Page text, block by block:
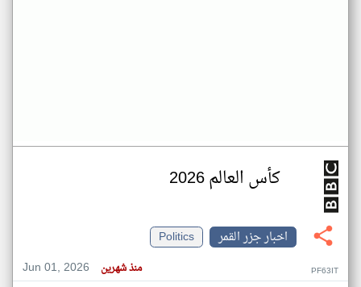
كأس العالم 2026
اخبار جزر القمر
Politics
Jun 01, 2026
منذ شهرين PF63IT